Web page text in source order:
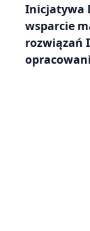
Inicjatywa
wsparcie
rozwiązań